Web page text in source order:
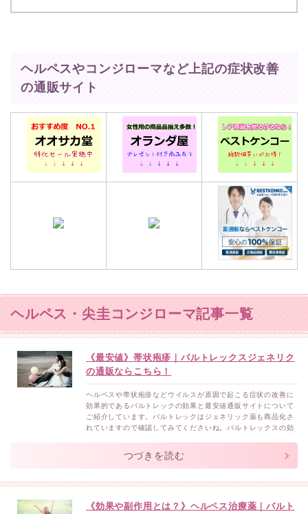
ヘルペスやコンジローマなど上記の症状改善
の通販サイト
ヘルペス・尖圭コンジローマ記事一覧
《最安値》帯状疱疹｜バルトレックスジェネリク
の通販ならこちら！
ヘルペスや帯状疱疹などウイルスが原因で起こる症状の改善に
効果的であるバルトレックの効果と最安値通販サイトについて
ご紹介しています。バルトレックはジェネリック薬も商品化さ
れていますので確認してみてくださいね。バルトレックスの効
であるウイルスDNAの増殖を抑止することで症状を改善に導き
ます。症状が発症した場合は、バルトレックス服用が早ければ
つづきを読む
《効果や副作用とは？》ヘルペス治療薬｜バルト